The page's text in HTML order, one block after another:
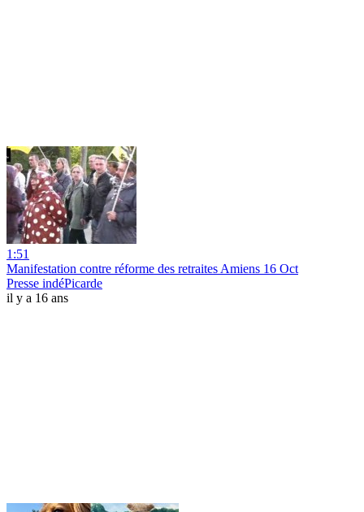
1:51
Manifestation contre réforme des retraites Amiens 16 Oct
Presse indéPicarde
il y a 16 ans